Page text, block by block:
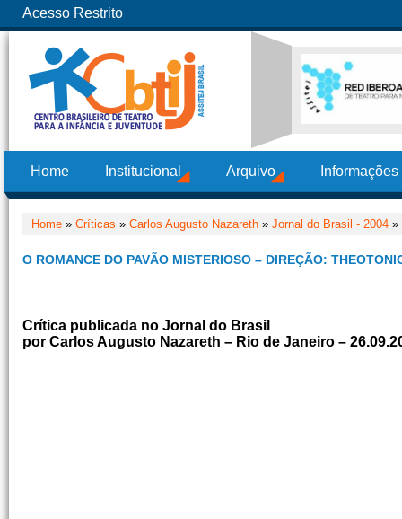
Acesso Restrito
Home Institucional Arquivo
Home » Críticas » Carlos Augusto Nazareth » Jornal do Brasil - 2004 »
O ROMANCE DO PAVÃO MISTERIOSO – DIREÇÃO:
Crítica publicada no Jornal do Brasil
por Carlos Augusto Nazareth – Rio de Janeiro –